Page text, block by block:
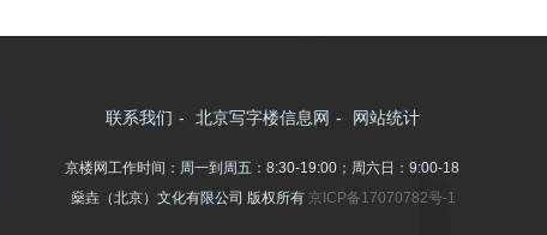
联系我们 - 北京写字楼信息网 - 网站统计
京楼网工作时间：周一到周五：8:30-19:00；周六日：9:00-18:00
燊垚（北京）文化有限公司 版权所有 京ICP备17070782号-1